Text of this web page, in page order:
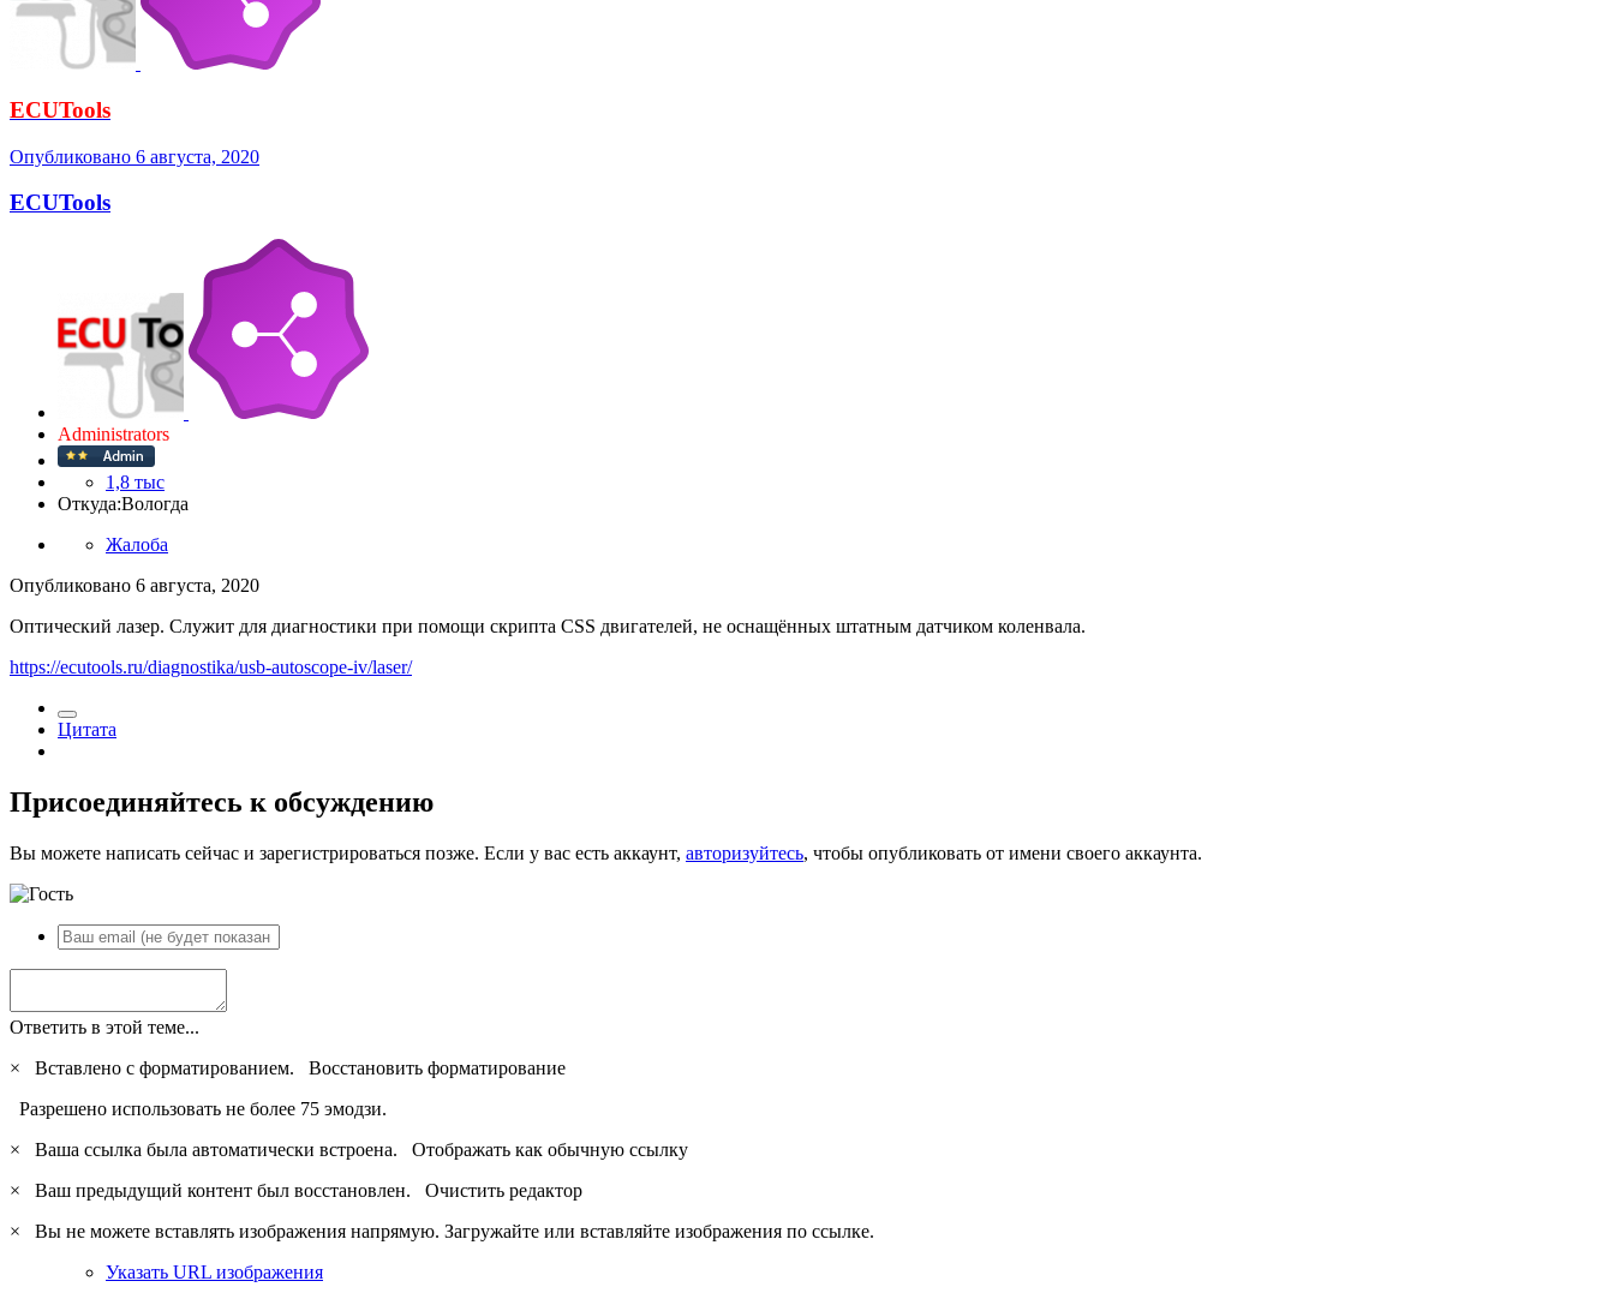
ECUTools
Опубликовано 6 августа, 2020
ECUTools
Administrators
1,8 тыс
Откуда:Вологда
Жалоба
Опубликовано 6 августа, 2020
Оптический лазер. Cлужит для диагностики при помощи скрипта CSS двигателей, не оснащённых штатным датчиком коленвала.
https://ecutools.ru/diagnostika/usb-autoscope-iv/laser/
Цитата
Присоединяйтесь к обсуждению
Вы можете написать сейчас и зарегистрироваться позже. Если у вас есть аккаунт, авторизуйтесь, чтобы опубликовать от имени своего аккаунта.
Ответить в этой теме...
×
Вставлено с форматированием. Восстановить форматирование
Разрешено использовать не более 75 эмодзи.
×
Ваша ссылка была автоматически встроена. Отображать как обычную ссылку
×
Ваш предыдущий контент был восстановлен. Очистить редактор
×
Вы не можете вставлять изображения напрямую. Загружайте или вставляйте изображения по ссылке.
Указать URL изображения